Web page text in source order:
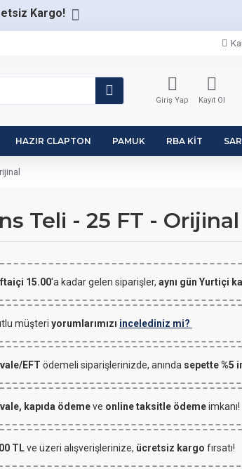
Kargo!
Giriş Yap Kayıt Ol
HAZIR CLAPTON PAMUK RBA KIT
Teli - 25 FT - Orijinal
15.00'a kadar gelen siparişler, aynı gün Yurtiçi
müşteri yorumlarımızı incelediniz mi?
EFT ödemeli siparişlerinizde, anında sepette %5
kapıda ödemeve online taksitle ödemeimkanı!
TLve üzeri alışverişlerinize, ücretsiz kargo fırsatı!